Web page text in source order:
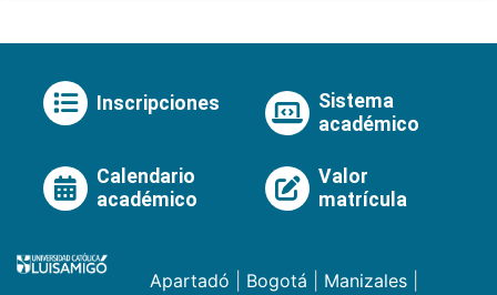
Inscripciones
Sistema
académico
Calendario
académico
Valor
matrícula
Apartadó Bogotá Manizales